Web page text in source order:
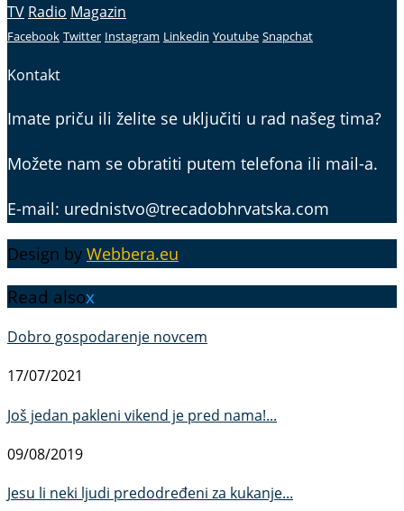
TV Radio Magazin
Facebook Twitter Instagram Linkedin Youtube Snapchat
Kontakt
Imate priču ili želite se uključiti u rad našeg tima?
Možete nam se obratiti putem telefona ili mail-a.
E-mail: urednistvo@trecadobhrvatska.com
Design by Webbera.eu
Read alsox
Dobro gospodarenje novcem
17/07/2021
Još jedan pakleni vikend je pred nama!...
09/08/2019
Jesu li neki ljudi predodređeni za kukanje...